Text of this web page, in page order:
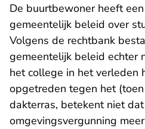
De buurtbewoner heeft
gemeentelijk beleid over
Volgens de rechtbank
gemeentelijk beleid echter
het college in het verleden
opgetreden tegen het
dakterras, betekent niet
omgevingsvergunning